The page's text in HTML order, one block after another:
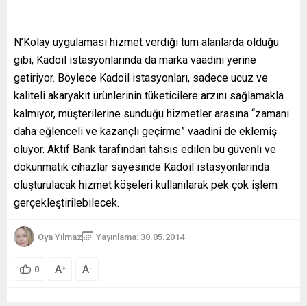
N’Kolay uygulaması hizmet verdiği tüm alanlarda olduğu
gibi, Kadoil istasyonlarında da marka vaadini yerine
getiriyor. Böylece Kadoil istasyonları, sadece ucuz ve
kaliteli akaryakıt ürünlerinin tüketicilere arzını sağlamakla
kalmıyor, müşterilerine sunduğu hizmetler arasına “zamanı
daha eğlenceli ve kazançlı geçirme” vaadini de eklemiş
oluyor. Aktif Bank tarafından tahsis edilen bu güvenli ve
dokunmatik cihazlar sayesinde Kadoil istasyonlarında
oluşturulacak hizmet köşeleri kullanılarak pek çok işlem
gerçekleştirilebilecek.
Oya Yılmaz Yayınlama: 30.05.2014
0 A+ A-